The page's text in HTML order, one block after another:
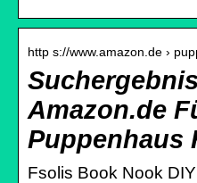
http s://www.amazon.de ›
Amazon.de
Puppenhaus
Fsolis Book Nook